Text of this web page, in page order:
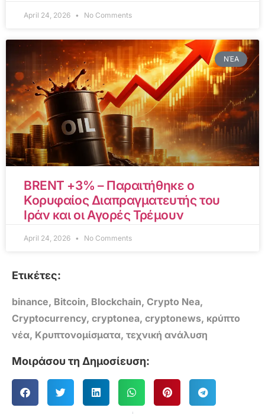
April 24, 2026 No Comments
ΝΈΑ
BRENT +3% – Παραιτήθηκε ο
Κορυφαίος Διαπραγματευτής του
Ιράν και οι Αγορές Τρέμουν
April 24, 2026 No Comments
Ετικέτες:
binance, Bitcoin, Blockchain, Crypto Nea,
Cryptocurrency, cryptonea, cryptonews, κρύπτο
νέα, Κρυπτονομίσματα, τεχνική ανάλυση
Μοιράσου τη Δημοσίευση: